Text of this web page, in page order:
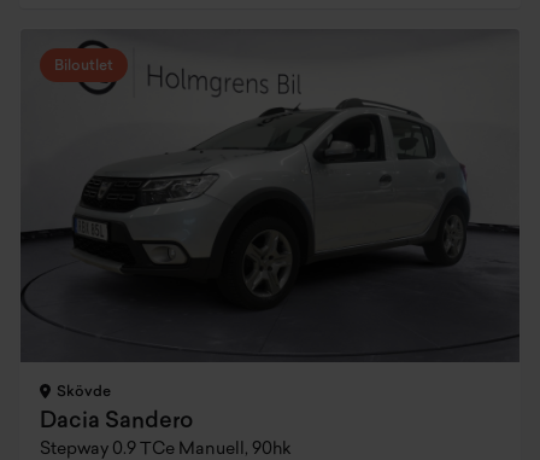
Biloutlet
Skövde
Dacia Sandero
Stepway 0.9 TCe Manuell, 90hk